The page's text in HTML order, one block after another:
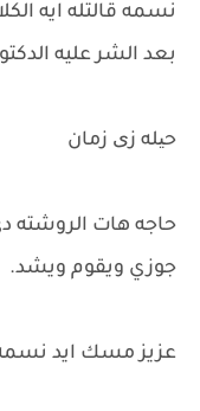
نسمه قالتله ايه
بعد الشر عليه
حیله زی زمان
حاجه هات الروشته
جوزي ويقوم ويشد.
عزيز مسك ايد نسمه